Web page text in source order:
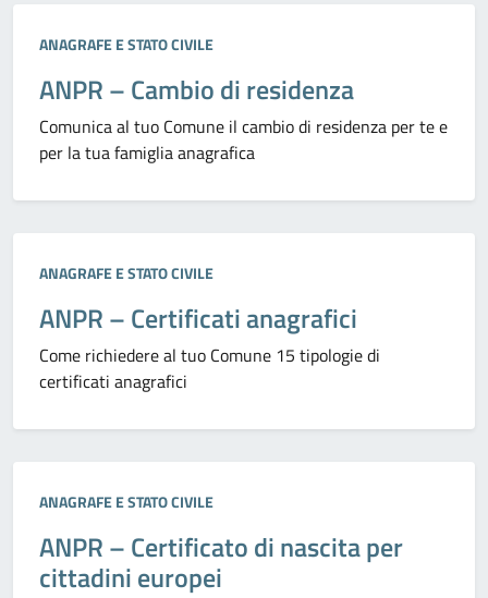
Categoria:
ANAGRAFE E STATO CIVILE
ANPR – Cambio di residenza
Comunica al tuo Comune il cambio di residenza per te e
per la tua famiglia anagrafica
Categoria:
ANAGRAFE E STATO CIVILE
ANPR – Certificati anagrafici
Come richiedere al tuo Comune 15 tipologie di
certificati anagrafici
Categoria:
ANAGRAFE E STATO CIVILE
ANPR – Certificato di nascita per
cittadini europei